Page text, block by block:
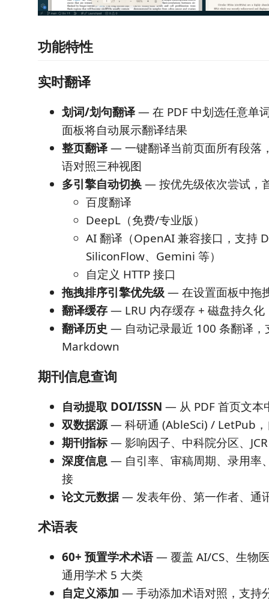
功能特性
实时翻译
划词/划句翻译— 在 PDF 中划选任意单
面板将自动展示翻译结果
整页翻译— 一键翻译当前页面所有段落
语对照三种视图
多引擎自动切换— 按优先级依次尝试，
百度翻译
DeepL（免费/专业版）
AI 翻译（OpenAI 兼容接口，支持
SiliconFlow、Gemini 等）
自定义 HTTP 接口
拖拽排序引擎优先级— 在设置面板中拖
翻译缓存— LRU 内存缓存 + 磁盘持久化
翻译历史 — 自动记录最近 100 条翻译，
Markdown
期刊信息查询
自动提取 DOI/ISSN — 从 PDF 首页文本
双数据源— 科研通 (AbleSci) / LetPub，
期刊指标— 影响因子、中科院分区、
深度信息— 自引率、审稿周期、录用率
接
论文元数据— 发表年份、第一作者、通
术语表
60+ 预置学术术语— 覆盖 AI/CS、生物
通用学术 5 大类
自定义添加 — 手动添加术语对照，支持